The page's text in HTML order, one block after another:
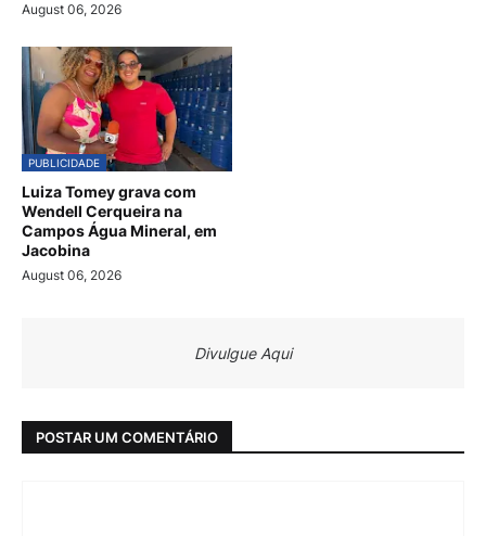
August 06, 2026
PUBLICIDADE
Luiza Tomey grava com
Wendell Cerqueira na
Campos Água Mineral, em
Jacobina
August 06, 2026
Divulgue Aqui
POSTAR UM COMENTÁRIO